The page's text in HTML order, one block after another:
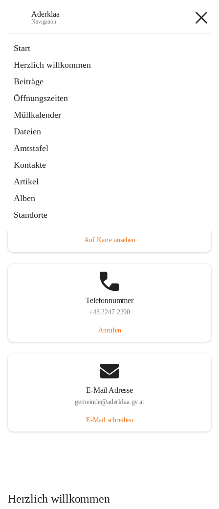
Aderklaa
Navigation
Start
Herzlich willkommen
Beiträge
Öffnungszeiten
Müllkalender
Dateien
Amtstafel
Kontakte
Artikel
Alben
Standorte
6 Schnellzugriffe
Gemeinde
3 Schnellzugriffe
Auf Karte ansehen
Telefonnummer
+43 2247 2290
Anrufen
E-Mail Adresse
gemeinde@aderklaa.gv.at
E-Mail schreiben
Herzlich willkommen